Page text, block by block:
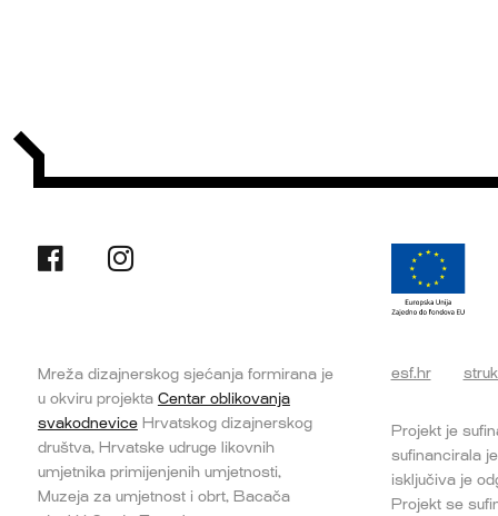
Mreža dizajnerskog sjećanja formirana je
u okviru projekta Centar oblikovanja
svakodneviceHrvatskog dizajnerskog
društva, Hrvatske udruge likovnih
umjetnika primijenjenih umjetnosti,
Muzeja za umjetnost i obrt, Bacača
esf.hr
Projekt je
sufinancirala
isključiva je
Projekt se